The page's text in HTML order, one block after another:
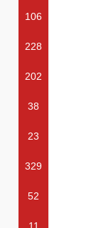
106
228
202
38
23
329
52